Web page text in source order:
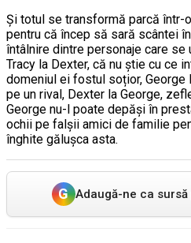
Și totul se transformă parcă într-
pentru că încep să sară scântei
întâlnire dintre personaje care se
Tracy la Dexter, că nu știe cu ce
domeniul ei fostul soțior, George
pe un rival, Dexter la George,
George nu-l poate depăși în
ochii pe falșii amici de familie
înghite gălușca asta.
G Adaugă-ne ca